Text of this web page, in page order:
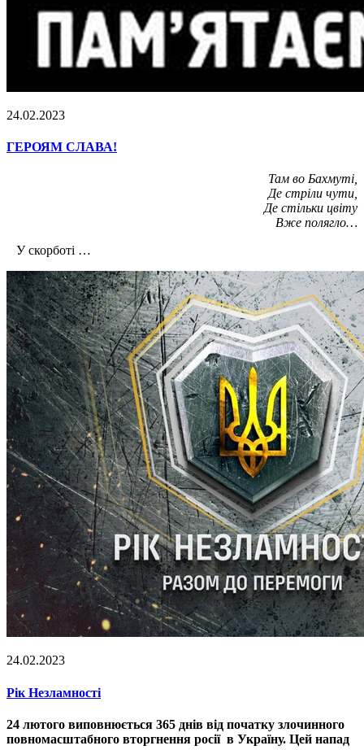
24.02.2023
ГЕРОЯМ СЛАВА!
Там во Бахмуті,
Де стріли чути,
Де стільки цвіту
Вже полягло…
У скорботі …
24.02.2023
Рік Незламності
24 лютого виповнюється 365 днів від початку злочинного
повномасштабного вторгнення росії в Україну. Цей напад